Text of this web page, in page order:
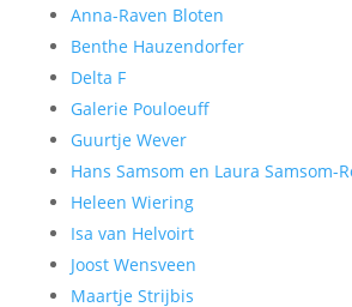
Anna-Raven Bloten
Benthe Hauzendorfer
Delta F
Galerie Pouloeuff
Guurtje Wever
Hans Samsom en Laura Samsom-
Heleen Wiering
Isa van Helvoirt
Joost Wensveen
Maartje Strijbis